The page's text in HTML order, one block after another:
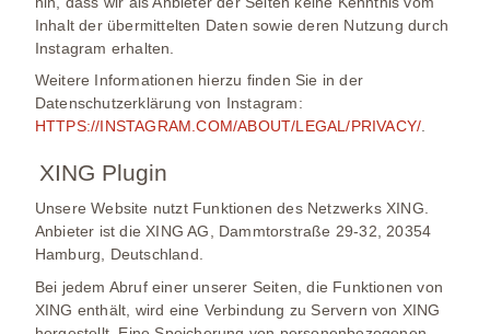
Inhalt der übermittelten Daten sowie deren Nutzung durch
Instagram erhalten.
Weitere Informationen hierzu finden Sie in der
Datenschutzerklärung von Instagram:
HTTPS://INSTAGRAM.COM/ABOUT/LEGAL/PRIVACY/.
XING Plugin
Unsere Website nutzt Funktionen des Netzwerks XING.
Anbieter ist die XING AG, Dammtorstraße 29-32, 20354
Hamburg, Deutschland.
Bei jedem Abruf einer unserer Seiten, die Funktionen von
XING enthält, wird eine Verbindung zu Servern von XING